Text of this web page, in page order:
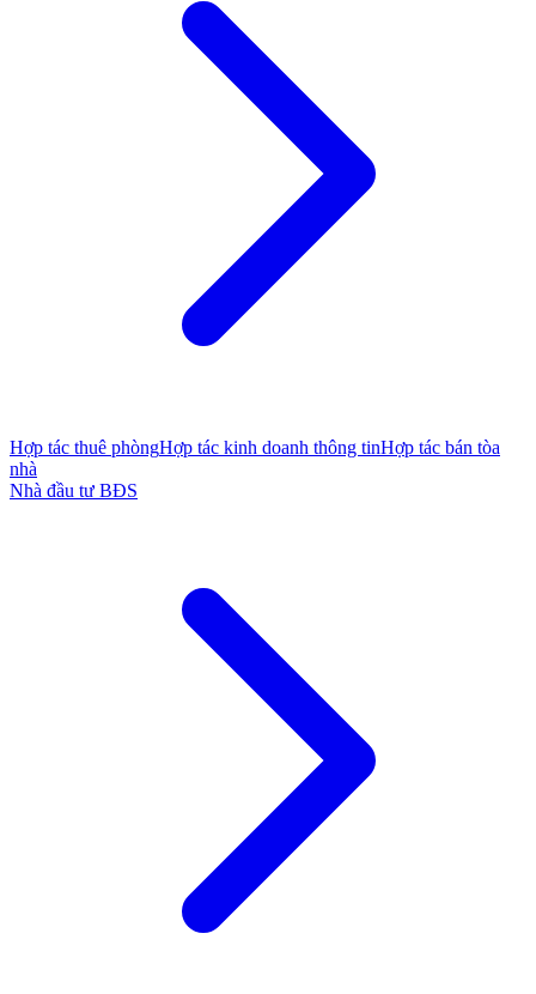
Hợp tác thuê phòngHợp tác kinh doanh thông tinHợp tác bán tòa
nhà
Nhà đầu tư BĐS